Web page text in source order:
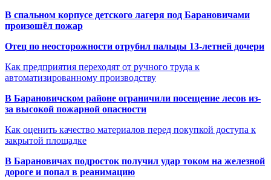
В спальном корпусе детского лагеря под Барановичами
произошёл пожар
Отец по неосторожности отрубил пальцы 13-летней дочери
Как предприятия переходят от ручного труда к
автоматизированному производству
В Барановичском районе ограничили посещение лесов из-
за высокой пожарной опасности
Как оценить качество материалов перед покупкой доступа к
закрытой площадке
В Барановичах подросток получил удар током на железной
дороге и попал в реанимацию